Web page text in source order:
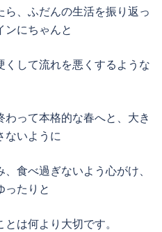
、ふだんの生活を振り返っ
ンにちゃんと
して流れを悪くするような
って本格的な春へと、大き
ないように
食べ過ぎないよう心がけ、
ったりと
は何より大切です。